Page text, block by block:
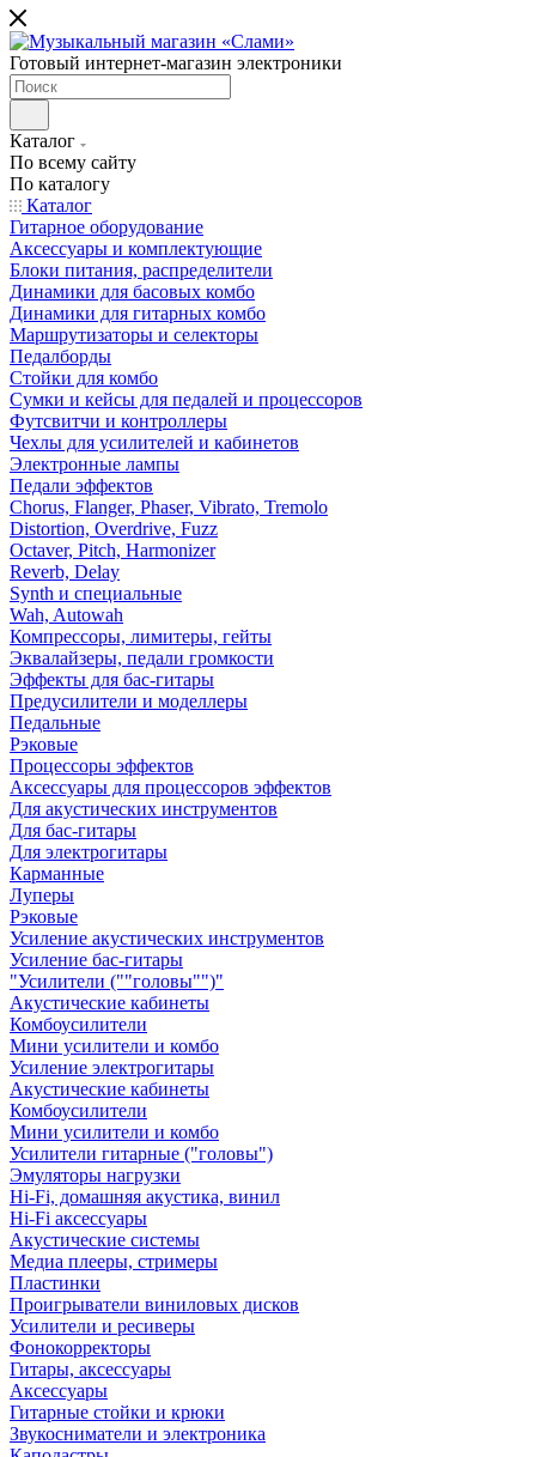
Готовый интернет-магазин электроники
Каталог
По всему сайту
По каталогу
Каталог
Гитарное оборудование
Аксессуары и комплектующие
Блоки питания, распределители
Динамики для басовых комбо
Динамики для гитарных комбо
Маршрутизаторы и селекторы
Педалборды
Стойки для комбо
Сумки и кейсы для педалей и процессоров
Футсвитчи и контроллеры
Чехлы для усилителей и кабинетов
Электронные лампы
Педали эффектов
Chorus, Flanger, Phaser, Vibrato, Tremolo
Distortion, Overdrive, Fuzz
Octaver, Pitch, Harmonizer
Reverb, Delay
Synth и специальные
Wah, Autowah
Компрессоры, лимитеры, гейты
Эквалайзеры, педали громкости
Эффекты для бас-гитары
Предусилители и моделлеры
Педальные
Рэковые
Процессоры эффектов
Аксессуары для процессоров эффектов
Для акустических инструментов
Для бас-гитары
Для электрогитары
Карманные
Луперы
Рэковые
Усиление акустических инструментов
Усиление бас-гитары
"Усилители (""головы"")"
Акустические кабинеты
Комбоусилители
Мини усилители и комбо
Усиление электрогитары
Акустические кабинеты
Комбоусилители
Мини усилители и комбо
Усилители гитарные ("головы")
Эмуляторы нагрузки
Hi-Fi, домашняя акустика, винил
Hi-Fi аксессуары
Акустические системы
Медиа плееры, стримеры
Пластинки
Проигрыватели виниловых дисков
Усилители и ресиверы
Фонокорректоры
Гитары, аксессуары
Аксессуары
Гитарные стойки и крюки
Звукосниматели и электроника